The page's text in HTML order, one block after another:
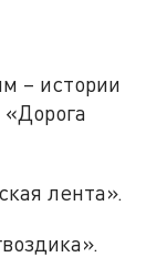
– истории
лента».